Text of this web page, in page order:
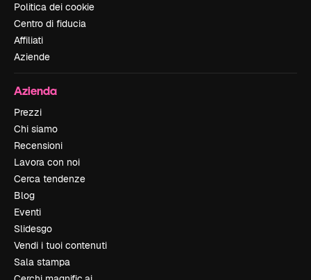
Politica dei cookie
Centro di fiducia
Affiliati
Aziende
Azienda
Prezzi
Chi siamo
Recensioni
Lavora con noi
Cerca tendenze
Blog
Eventi
Slidesgo
Vendi i tuoi contenuti
Sala stampa